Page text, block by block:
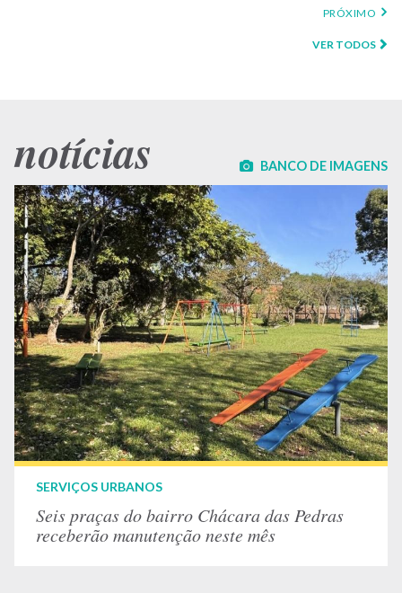
PRÓXIMA
PRÓXIMO
VER TODOS
notícias BANCO DE IMAGENS
SERVIÇOS URBANOS
Seis praças do bairro Chácara das Pedras
receberão manutenção neste mês